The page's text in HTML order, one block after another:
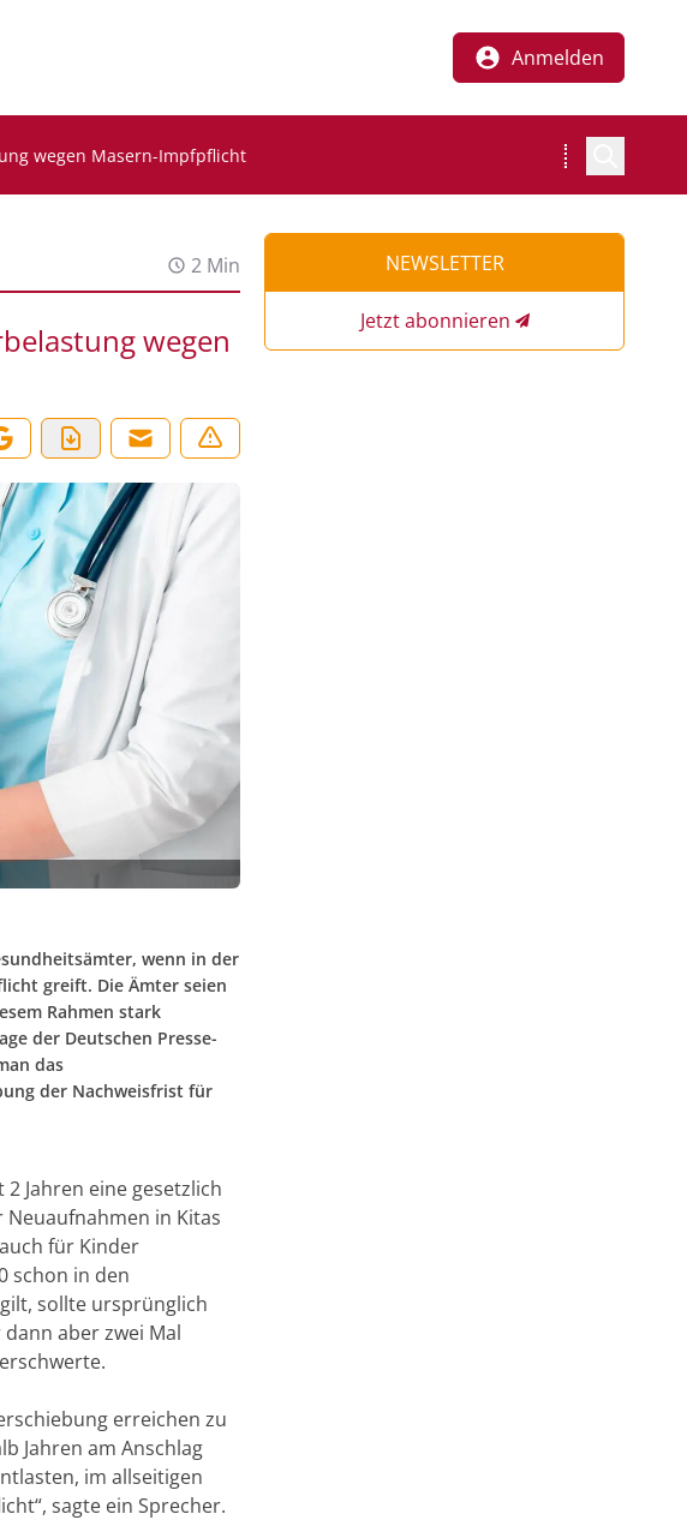
Anmelden
wegen Masern-Impfpflicht
2 Min
wegen
wenn in der
greift. Die Ämter seien
Rahmen stark
der Deutschen Presse-
das
der Nachweisfrist für
Jahren eine gesetzlich
in Kitas
für Kinder
schon in den
sollte ursprünglich
dann aber zwei Mal
erreichen zu
Jahren am Anschlag
im allseitigen
sagte ein Sprecher.
NEWSLETTER
Jetzt abonnieren